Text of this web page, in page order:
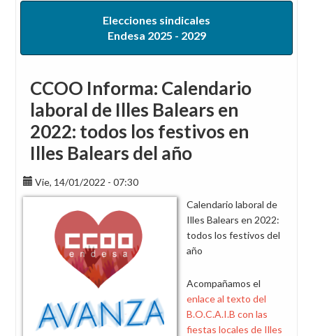
Elecciones sindicales
Endesa 2025 - 2029
CCOO Informa: Calendario
laboral de Illes Balears en
2022: todos los festivos en
Illes Balears del año
Vie, 14/01/2022 - 07:30
Calendario laboral de
Illes Balears en 2022:
todos los festivos del
año
Acompañamos el
enlace al texto del
B.O.C.A.I.B con las
fiestas locales de Illes